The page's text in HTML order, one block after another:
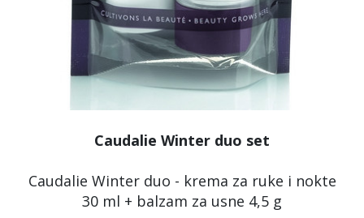
Caudalie Winter duo set
Caudalie Winter duo - krema za ruke i nokte
30 ml + balzam za usne 4,5 g